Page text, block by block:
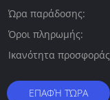
συσκευασίας:
Ώρα παράδοσης:
Όροι πληρωμής:
Ικανότητα
ΕΠΑΦΉ ΤΏΡΑ